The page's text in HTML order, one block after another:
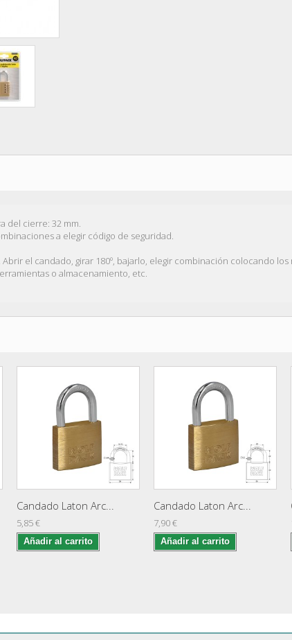
del cierre: 32 mm.
a elegir código de seguridad.
el candado, girar 180º, bajarlo, elegir combinación colocando
o almacenamiento, etc.
Candado Laton Arc...
5,85 €
Añadir al carrito
Candado Laton Arc...
7,90 €
Añadir al carrito